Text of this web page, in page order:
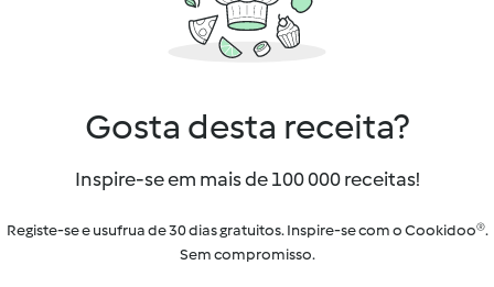
Gosta desta receita?
Inspire-se em mais de 100 000 receitas!
Registe-se e usufrua de 30 dias gratuitos. Inspire-se com o Cookidoo®.
Sem compromisso.